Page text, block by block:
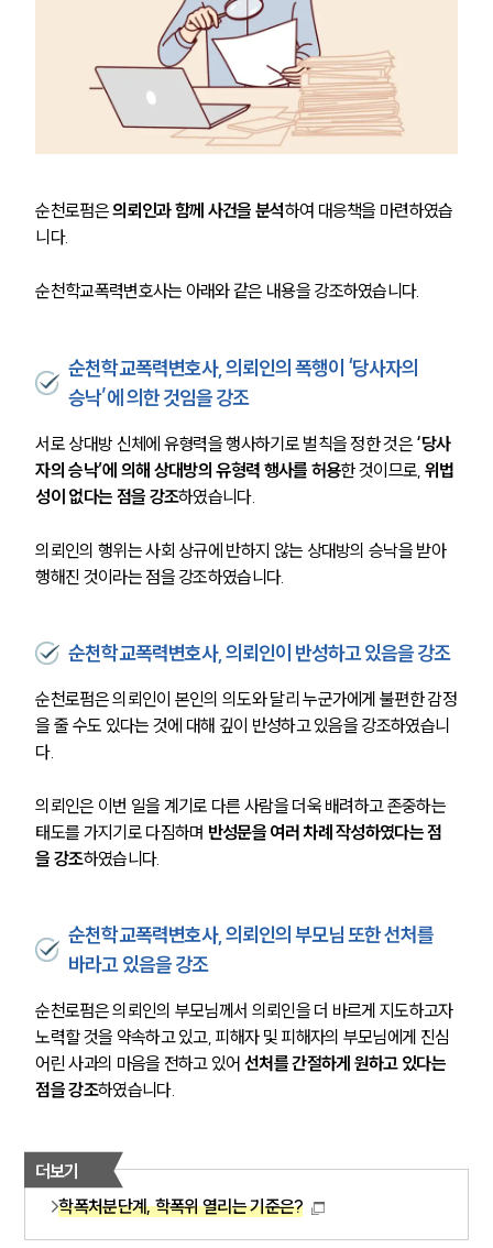
순천로펌은 의뢰인과 함께 사건을 분석하여 대응책을 마련하였습
니다.
순천학교폭력변호사는 아래와 같은 내용을 강조하였습니다.
순천학교폭력변호사, 의뢰인의 폭행이 ‘당사자의
승낙’에 의한 것임을 강조
서로 상대방 신체에 유형력을 행사하기로 벌칙을 정한 것은 ‘당사
자의 승낙’에 의해 상대방의 유형력 행사를 허용한 것이므로, 위법
성이 없다는 점을 강조하였습니다.
의뢰인의 행위는 사회 상규에 반하지 않는 상대방의 승낙을 받아
행해진 것이라는 점을 강조하였습니다.
순천학교폭력변호사, 의뢰인이 반성하고 있음을 강조
순천로펌은 의뢰인이 본인의 의도와 달리 누군가에게 불편한 감정
을 줄 수도 있다는 것에 대해 깊이 반성하고 있음을 강조하였습니
다.
의뢰인은 이번 일을 계기로 다른 사람을 더욱 배려하고 존중하는
태도를 가지기로 다짐하며 반성문을 여러 차례 작성하였다는 점
을 강조하였습니다.
순천학교폭력변호사, 의뢰인의 부모님 또한 선처를
바라고 있음을 강조
순천로펌은 의뢰인의 부모님께서 의뢰인을 더 바르게 지도하고자
노력할 것을 약속하고 있고, 피해자 및 피해자의 부모님에게 진심
어린 사과의 마음을 전하고 있어 선처를 간절하게 원하고 있다는
점을 강조하였습니다.
더보기
학폭처분단계, 학폭위 열리는 기준은?